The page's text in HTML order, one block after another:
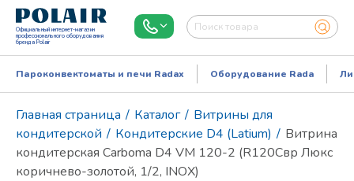
Официальный интернет-магазин
профессионального оборудования
бренда Polair
Пароконвектоматы и печи Radax Оборудование Rada
Главная страница / Каталог / Витрины для
кондитерской / Кондитерские D4 (Latium) / Витрина
кондитерская Carboma D4 VM 120-2 (R120Cвр Люкс
коричнево-золотой, 1/2, INOX)